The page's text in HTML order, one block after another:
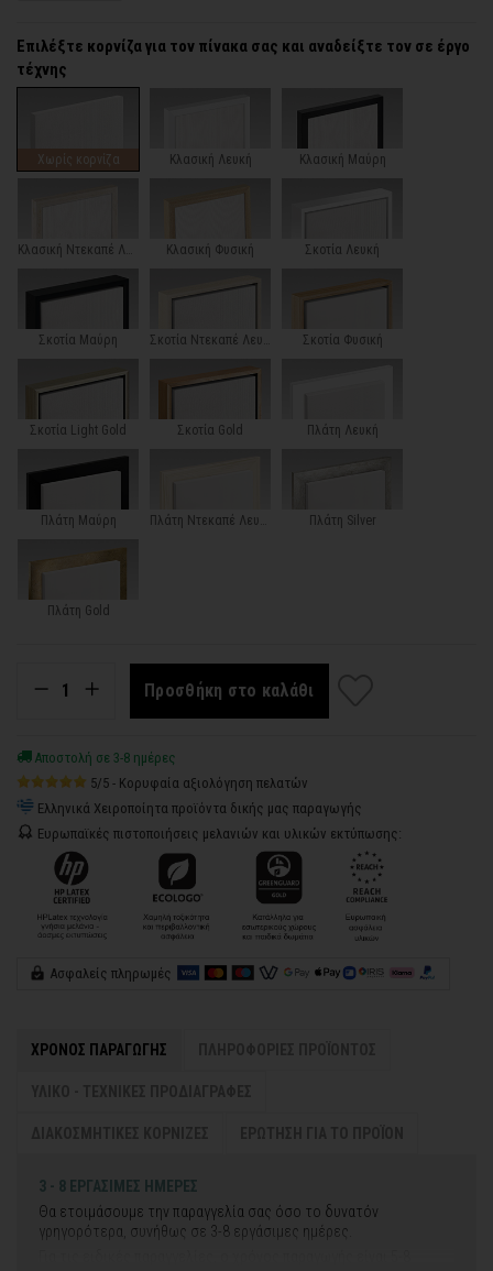
Επιλέξτε κορνίζα για τον πίνακα σας και αναδείξτε τον σε έργο
τέχνης
Χωρίς κορνίζα Κλασική Λευκή Κλασική Μαύρη
Κλασική Φυσική Σκοτία Λευκή
Σκοτία Μαύρη Σκοτία Φυσική
Σκοτία Light Gold Σκοτία Gold Πλάτη Λευκή
Πλάτη Μαύρη Πλάτη Silver
Πλάτη Gold
Προσθήκη στο καλάθι
Αποστολή σε 3-8 ημέρες
5/5 - Κορυφαία αξιολόγηση πελατών
Ελληνικά Χειροποίητα προϊόντα δικής μας παραγωγής
Ευρωπαϊκές πιστοποιήσεις μελανιών και υλικών εκτύπωσης:
Ασφαλείς πληρωμές
ΧΡΟΝΟΣ ΠΑΡΑΓΩΓΗΣ
3 - 8 ΕΡΓΑΣΙΜΕΣ ΗΜΕΡΕΣ
Θα ετοιμάσουμε την παραγγελία σας όσο το δυνατόν
γρηγορότερα, συνήθως σε 3-8 εργάσιμες ημέρες.